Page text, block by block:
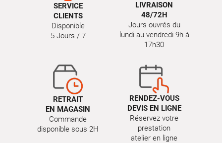
SERVICE
CLIENTS
Disponible
5 Jours / 7
LIVRAISON
48/72H
Jours ouvrés du
lundi au vendredi 9h à
17h30
RETRAIT
EN MAGASIN
Commande
disponible sous 2H
RENDEZ-VOUS
DEVIS EN LIGNE
Réservez votre
prestation
atelier en ligne